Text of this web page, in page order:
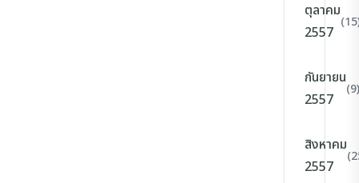
ตุลาคม
2557
กันยายน
2557
(9)
สิงหาคม
2557